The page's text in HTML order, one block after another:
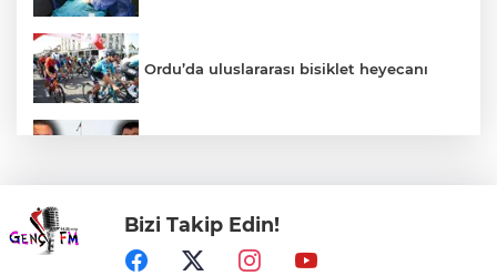
Ordu’da uluslararası bisiklet heyecanı
Karacabey'de 38 bin 850 dekar arazi
modern sulamaya kavuşuyor
Bizi Takip Edin!